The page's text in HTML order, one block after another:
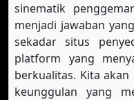
sinematik
menjadi jawaban
sekadar situs
platform yang
berkualitas. Kita
keunggulan yang